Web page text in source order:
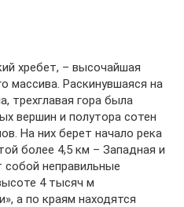
хребет, – высочайшая
массива. Раскинувшаяся на
трехглавая гора была
вершин и полутора сотен
На них берет начало река
более 4,5 км – Западная и
неправильные
4 тысяч м
а по краям находятся